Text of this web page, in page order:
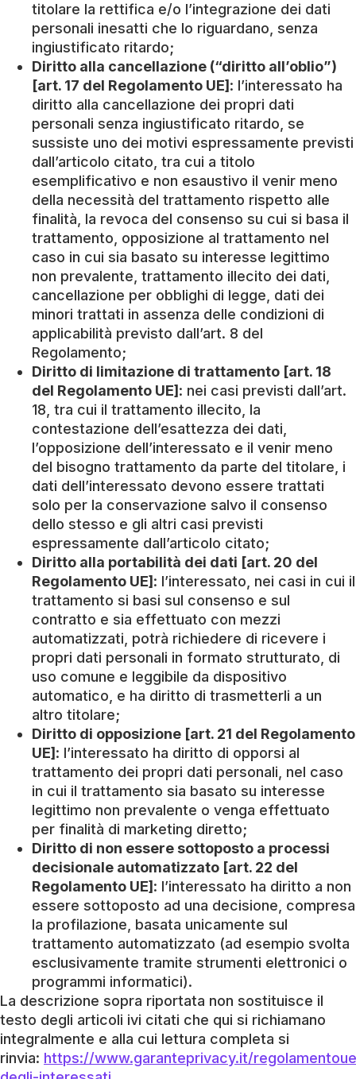
titolare la rettifica e/o l’integrazione dei dati
personali inesatti che lo riguardano, senza
ingiustificato ritardo;
Diritto alla cancellazione (“diritto all’oblio”)
[art. 17 del Regolamento UE] : l’interessato ha
diritto alla cancellazione dei propri dati
personali senza ingiustificato ritardo, se
sussiste uno dei motivi espressamente previsti
dall’articolo citato, tra cui a titolo
esemplificativo e non esaustivo il venir meno
della necessità del trattamento rispetto alle
finalità, la revoca del consenso su cui si basa il
trattamento, opposizione al trattamento nel
caso in cui sia basato su interesse legittimo
non prevalente, trattamento illecito dei dati,
cancellazione per obblighi di legge, dati dei
minori trattati in assenza delle condizioni di
applicabilità previsto dall’art. 8 del
Regolamento;
Diritto di limitazione di trattamento [art. 18
del Regolamento UE] : nei casi previsti dall’art.
18, tra cui il trattamento illecito, la
contestazione dell’esattezza dei dati,
l’opposizione dell’interessato e il venir meno
del bisogno trattamento da parte del titolare, i
dati dell’interessato devono essere trattati
solo per la conservazione salvo il consenso
dello stesso e gli altri casi previsti
espressamente dall’articolo citato;
Diritto alla portabilità dei dati [art. 20 del
Regolamento UE] : l’interessato, nei casi in cui il
trattamento si basi sul consenso e sul
contratto e sia effettuato con mezzi
automatizzati, potrà richiedere di ricevere i
propri dati personali in formato strutturato, di
uso comune e leggibile da dispositivo
automatico, e ha diritto di trasmetterli a un
altro titolare;
Diritto di opposizione [art. 21 del Regolamento
UE] : l’interessato ha diritto di opporsi al
trattamento dei propri dati personali, nel caso
in cui il trattamento sia basato su interesse
legittimo non prevalente o venga effettuato
per finalità di marketing diretto;
Diritto di non essere sottoposto a processi
decisionale automatizzato [art. 22 del
Regolamento UE] : l’interessato ha diritto a non
essere sottoposto ad una decisione, compresa
la profilazione, basata unicamente sul
trattamento automatizzato (ad esempio svolta
esclusivamente tramite strumenti elettronici o
programmi informatici).
La descrizione sopra riportata non sostituisce il
testo degli articoli ivi citati che qui si richiamano
integralmente e alla cui lettura completa si
rinvia: https://www.garanteprivacy.it/